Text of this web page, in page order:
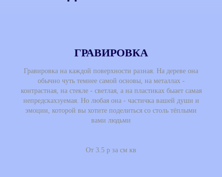
ГРАВИРОВКА
Гравировка на каждой поверхности разная. На дереве она
обычно чуть темнее самой основы, на металлах -
контрастная, на стекле - светлая, а на пластиках быает самая
непредскахзуемая. Но любая она - частичка вашей души и
эмоции, которой вы хотите поделиться со столь тёплыми
вами людьми
От 3.5 р за см кв